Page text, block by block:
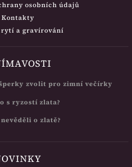
osobních údajů
Kontakty
rytí a gravírování
šperky zvolit pro zimní večírky
s ryzostí zlata?
o zlatě?